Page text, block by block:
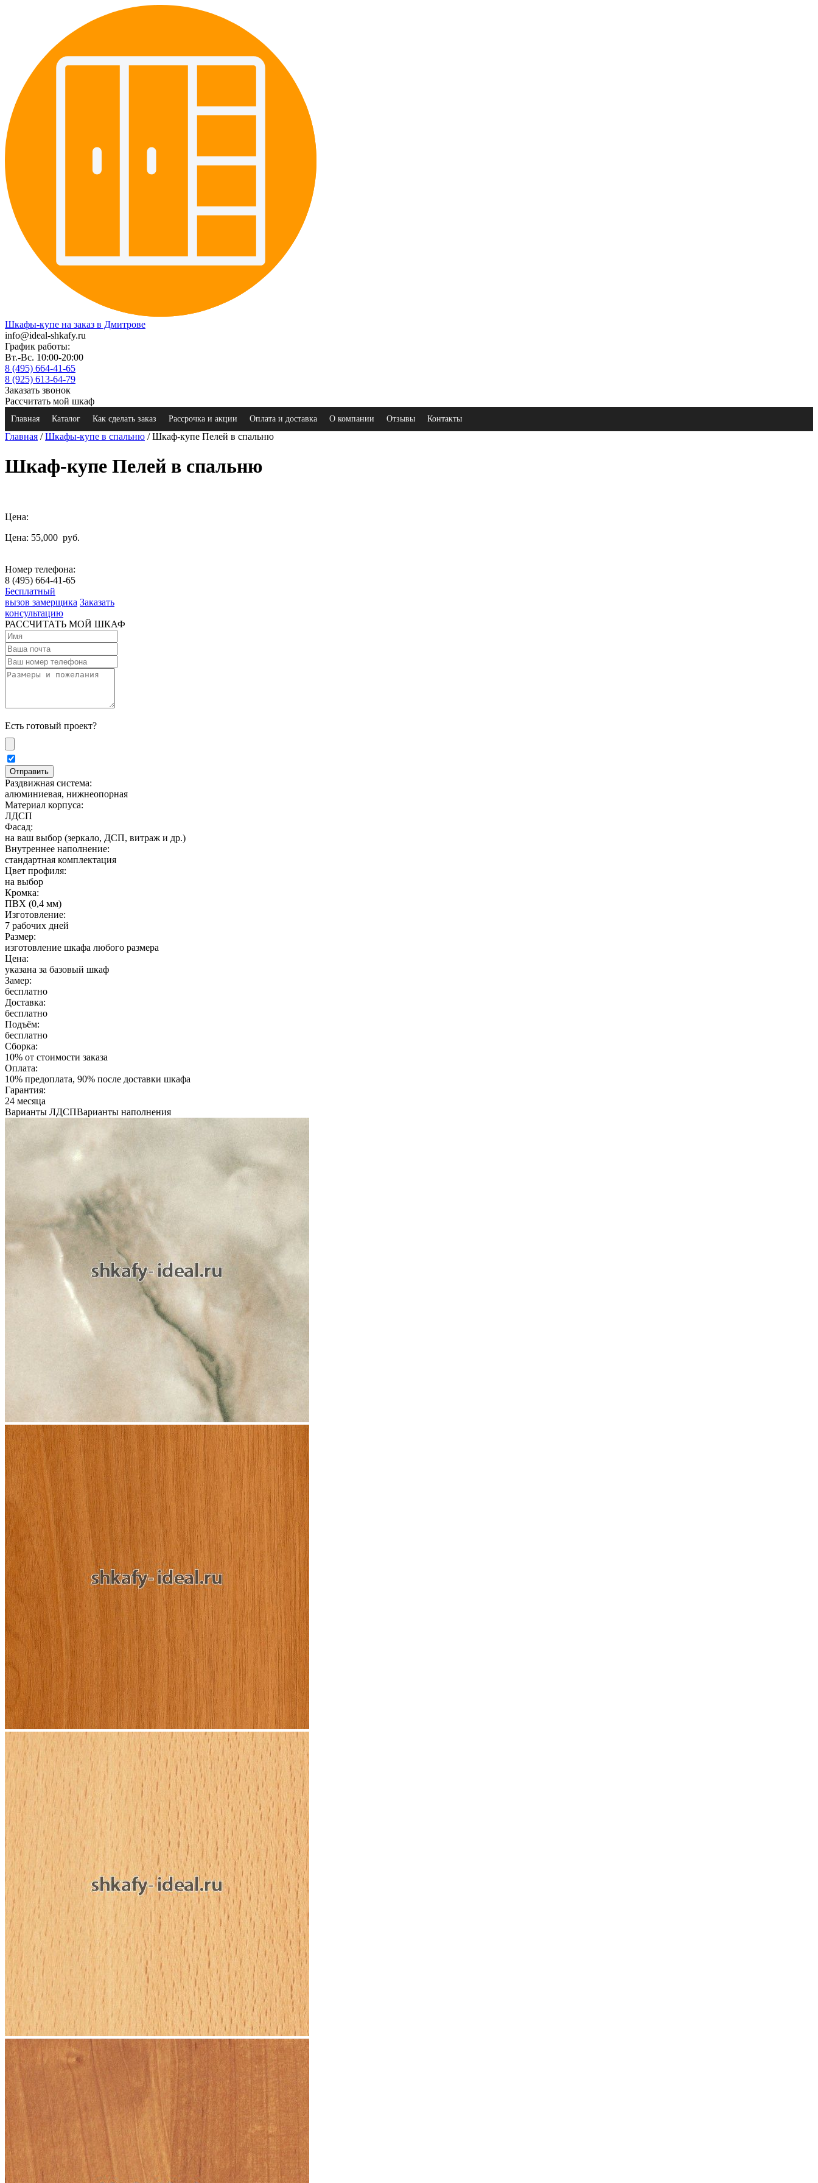
Шкафы-купе на заказ в Дмитрове
info@ideal-shkafy.ru
График работы:
Вт.-Вс. 10:00-20:00
8 (495) 664-41-65
8 (925) 613-64-79
Заказать звонок
Рассчитать мой шкаф
Главная Каталог Как сделать заказ Рассрочка и акции Оплата и доставка О компании Отзывы Контакты
Главная /Шкафы-купе в спальню / Шкаф-купе Пелей в спальню
Шкаф-купе Пелей в спальню
Цена:
Цена: 55,000 руб.
Номер телефона:
8 (495) 664-41-65
Бесплатный
вызов замерщика Заказать
консультацию
РАССЧИТАТЬ МОЙ ШКАФ
Есть готовый проект?
Раздвижная система:
алюминиевая, нижнеопорная
Материал корпуса:
ЛДСП
Фасад:
на ваш выбор (зеркало, ДСП, витраж и др.)
Внутреннее наполнение:
стандартная комплектация
Цвет профиля:
на выбор
Кромка:
ПВХ (0,4 мм)
Изготовление:
7 рабочих дней
Размер:
изготовление шкафа любого размера
Цена:
указана за базовый шкаф
Замер:
бесплатно
Доставка:
бесплатно
Подъём:
бесплатно
Сборка:
10% от стоимости заказа
Оплата:
10% предоплата, 90% после доставки шкафа
Гарантия:
24 месяца
Варианты ЛДСПВарианты наполнения